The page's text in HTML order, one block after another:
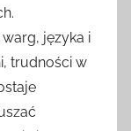
języka i
trudności w